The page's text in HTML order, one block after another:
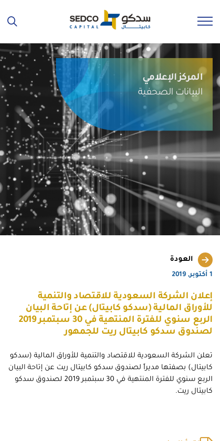
المركز الإعلامي
البيانات الصحفية
العودة
1 أكتوبر, 2019
إعلان الشركة السعودية للاقتصاد والتنمية
للأوراق المالية (سدكو كابيتال) عن إتاحة البيان
الربع سنوي للفترة المنتهية في 30 سبتمبر 2019
لصندوق سدكو كابيتال ريت للجمهور
تعلن الشركة السعودية للاقتصاد والتنمية للأوراق المالية (سدكو
كابيتال) بصفتها مديراً لصندوق سدكو كابيتال ريت عن إتاحة البيان
الربع سنوي للفترة المنتهية في 30 سبتمبر 2019 لصندوق سدكو
كابيتال ريت.